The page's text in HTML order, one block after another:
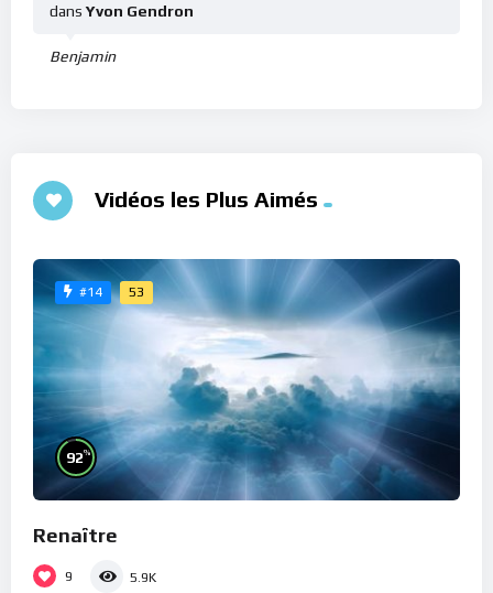
Benjamin
dans Yvon Gendron
Vidéos les Plus Aimés
#14 53
92%
Renaître
9 5.9K